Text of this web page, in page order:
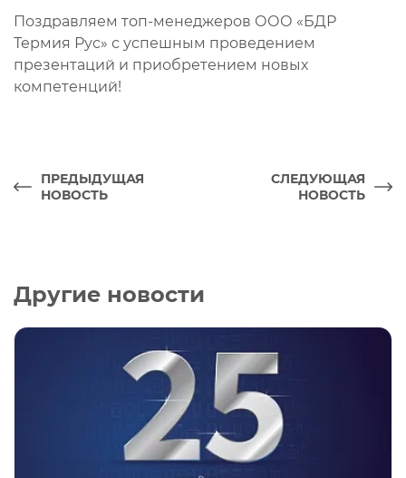
Поздравляем топ-менеджеров ООО «БДР
Термия Рус» с успешным проведением
презентаций и приобретением новых
компетенций!
ПРЕДЫДУЩАЯ
НОВОСТЬ
СЛЕДУЮЩАЯ
НОВОСТЬ
Другие новости